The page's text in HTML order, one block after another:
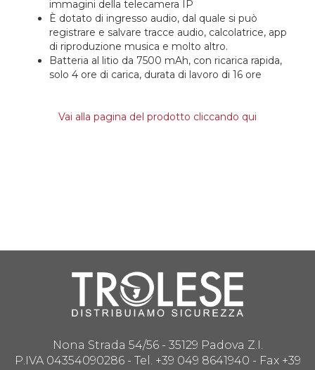
immagini della telecamera IP
È dotato di ingresso audio, dal quale si può
registrare e salvare tracce audio, calcolatrice, app
di riproduzione musica e molto altro.
Batteria al litio da 7500 mAh, con ricarica rapida,
solo 4 ore di carica, durata di lavoro di 16 ore
Vai alla pagina del prodotto cliccando qui
Nona Strada 54/56 - 35129 Padova Z.I.
P.IVA 04354090286 - Tel. +39 049 8641940 - Fax +39